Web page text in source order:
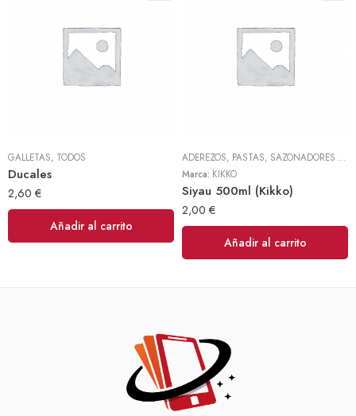
GALLETAS, TODOS
Ducales
2,60 €
Añadir al carrito
ADEREZOS, PASTAS, SAZONADORES Y CONDIMENTOS
Marca: KIKKO
Siyau 500ml (Kikko)
2,00 €
Añadir al carrito